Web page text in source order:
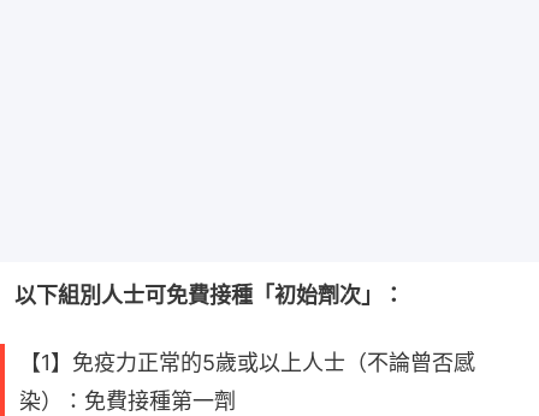
以下組別人士可免費接種「初始劑次」：
【1】免疫力正常的5歲或以上人士（不論曾否感
染）：免費接種第一劑